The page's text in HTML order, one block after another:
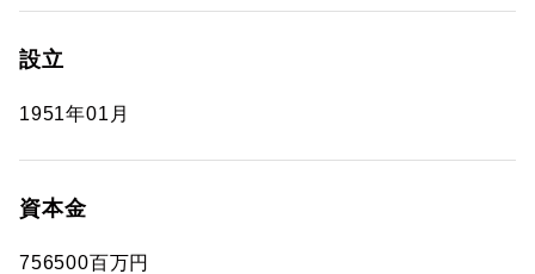
設立
1951年01月
資本金
756500百万円